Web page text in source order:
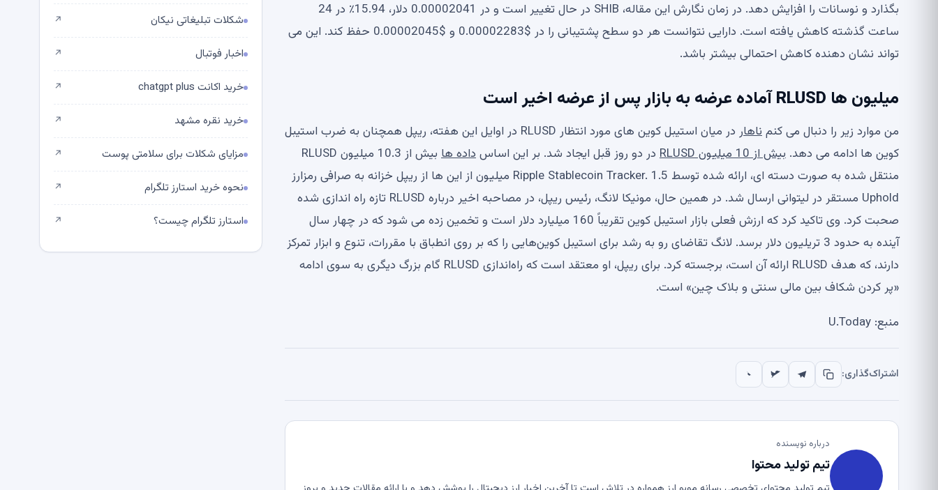
بگذارد و نوسانات را افزایش دهد. در زمان نگارش این مقاله، SHIB در حال تغییر است و در 0.00002041 دلار، 15.94٪ در 24
ساعت گذشته کاهش یافته است. دارایی نتوانست هر دو سطح پشتیبانی را در $0.00002283 و $0.00002045 حفظ کند. این می
تواند نشان دهنده کاهش احتمالی بیشتر باشد.
میلیون ها RLUSD آماده عرضه به بازار پس از عرضه اخیر است
من موارد زیر را دنبال می کنمناهار
در میان استیبل کوین های مورد انتظار RLUSD در اوایل این هفته، ریپل همچنان به ضرب استیبل
کوین ها ادامه می دهد. بیش از 10 میلیون RLUSD در دو روز قبل ایجاد شد. بر این اساسداده ها
بیش از 10.3 میلیون RLUSD
منتقل شده به صورت دسته ای، ارائه شده توسط Ripple Stablecoin Tracker. 1.5 میلیون از این ها از ریپل خزانه به صرافی رمزارز
Uphold مستقر در لیتوانی ارسال شد. در همین حال، مونیکا لانگ، رئیس ریپل، در مصاحبه اخیر درباره RLUSD تازه راه اندازی شده
صحبت کرد. وی تاکید کرد که ارزش فعلی بازار استیبل کوین تقریباً 160 میلیارد دلار است و تخمین زده می شود که در چهار سال
آینده به حدود 3 تریلیون دلار برسد. لانگ تقاضای رو به رشد برای استیبل کوین‌هایی را که بر روی انطباق با مقررات، تنوع و ابزار تمرکز
دارند، که هدف RLUSD ارائه آن است، برجسته کرد. برای ریپل، او معتقد است که راه‌اندازی RLUSD گام بزرگ دیگری به سوی ادامه
«پر کردن شکاف بین مالی سنتی و بلاک چین» است.
منبع: U.Today
اشتراک‌گذاری:
درباره نویسنده
تیم تولید محتوا
شکلات تبلیغاتی نیکان ↗
اخبار فوتبال ↗
خرید اکانت chatgpt plus ↗
خرید نقره مشهد ↗
مزایای شکلات برای سلامتی پوست ↗
نحوه خرید استارز تلگرام ↗
استارز تلگرام چیست؟ ↗